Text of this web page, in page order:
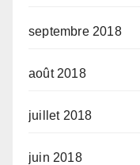
septembre 2018
août 2018
juillet 2018
juin 2018